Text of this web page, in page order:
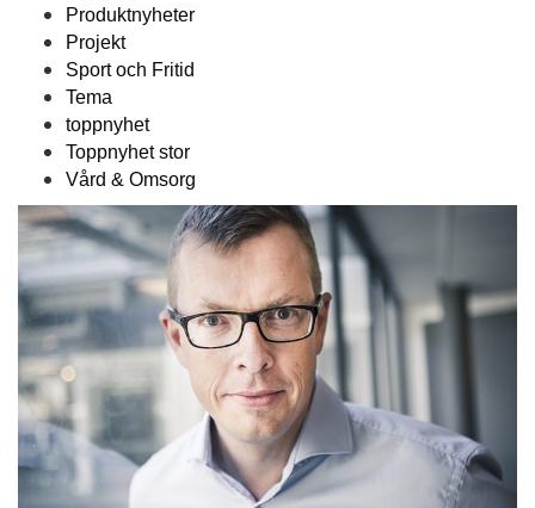
Produktnyheter
Projekt
Sport och Fritid
Tema
toppnyhet
Toppnyhet stor
Vård & Omsorg